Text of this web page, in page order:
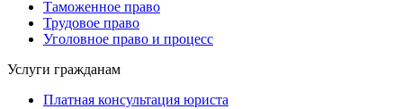
Таможенное право
Трудовое право
Уголовное право и процесс
Услуги гражданам
Платная консультация юриста